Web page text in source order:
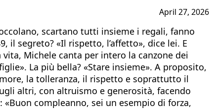
April 27, 2026
scartano tutti insieme i regali, fanno
segreto? «Il rispetto, l’affetto», dice lei. E
vita, Michele canta per intero la canzone dei
La più bella? «Stare insieme». A proposito,
la tolleranza, il rispetto e soprattutto il
altri, con altruismo e generosità, facendo
compleanno, sei un esempio di forza,